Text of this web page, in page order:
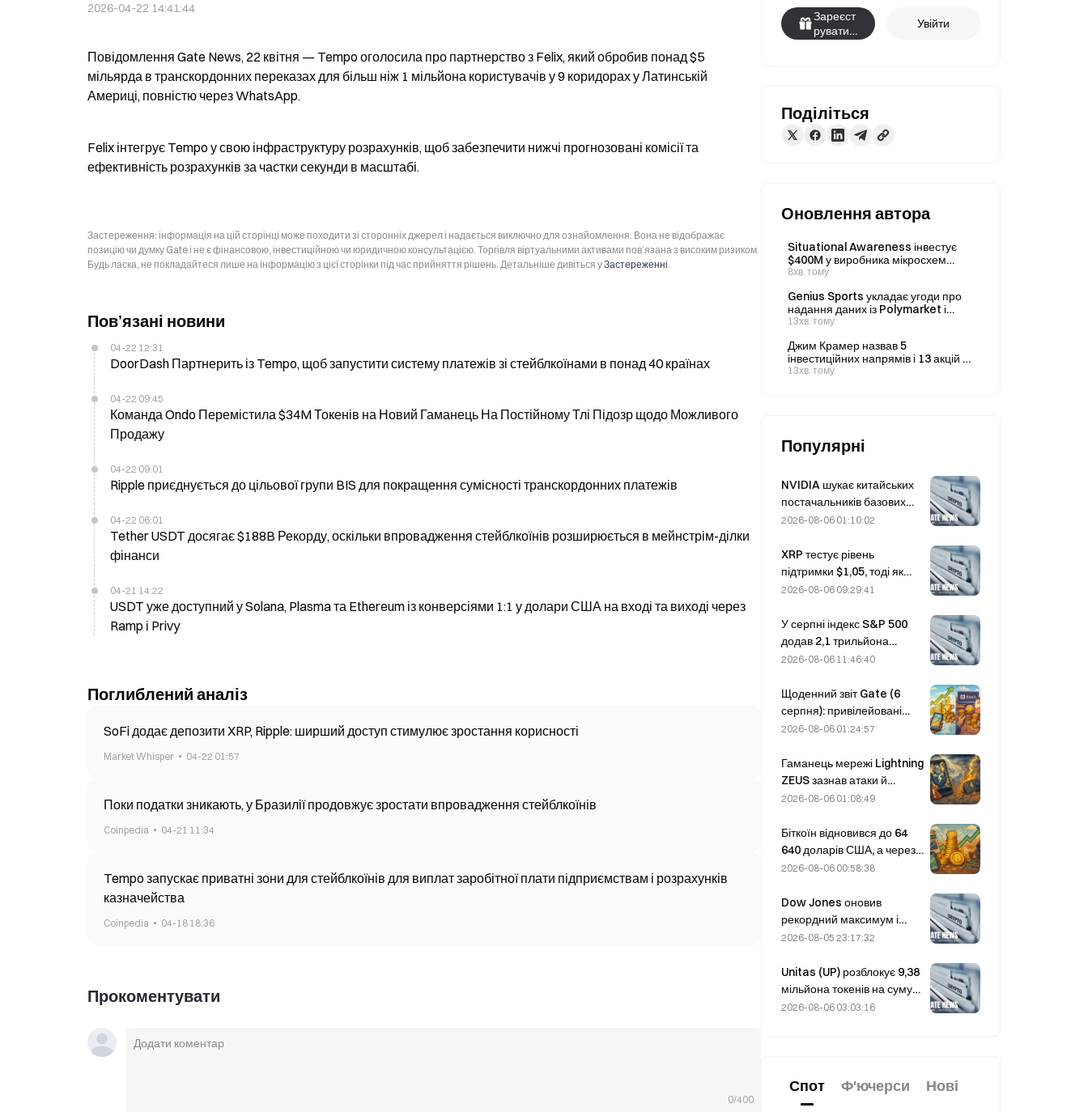
2026-04-22 14:41:44
Повідомлення Gate News, 22 квітня — Tempo оголосила про партнерство з Felix, який обробив понад $5
мільярда в транскордонних переказах для більш ніж 1 мільйона користувачів у 9 коридорах у Латинській
Америці, повністю через WhatsApp.
Felix інтегрує Tempo у свою інфраструктуру розрахунків, щоб забезпечити нижчі прогнозовані комісії та
ефективність розрахунків за частки секунди в масштабі.
Застереження: інформація на цій сторінці може походити зі сторонніх джерел і надається виключно для ознайомлення. Вона не відображає
позицію чи думку Gate і не є фінансовою, інвестиційною чи юридичною консультацією. Торгівля віртуальними активами пов’язана з високим ризиком.
Будь ласка, не покладайтеся лише на інформацію з цієї сторінки під час прийняття рішень. Детальніше дивіться уЗастереженні.
Пов’язані новини
04-22 12:31
DoorDash Партнерить із Tempo, щоб запустити систему платежів зі стейблкоїнами в понад 40 країнах
04-22 09:45
Команда Ondo Перемістила $34M Токенів на Новий Гаманець На Постійному Тлі Підозр щодо Можливого
Продажу
04-22 09:01
Ripple приєднується до цільової групи BIS для покращення сумісності транскордонних платежів
04-22 06:01
Tether USDT досягає $188B Рекорду, оскільки впровадження стейблкоїнів розширюється в мейнстрім-ділки
фінанси
04-21 14:22
USDT уже доступний у Solana, Plasma та Ethereum із конверсіями 1:1 у долари США на вході та виході через
Ramp і Privy
Поглиблений аналіз
SoFi додає депозити XRP, Ripple: ширший доступ стимулює зростання корисності
Market Whisper 04-22 01:57
Поки податки зникають, у Бразилії продовжує зростати впровадження стейблкоїнів
Coinpedia 04-21 11:34
Tempo запускає приватні зони для стейблкоїнів для виплат заробітної плати підприємствам і розрахунків
казначейства
Coinpedia 04-18 18:36
Прокоментувати
0/400
Зареєст
руватис
Увійти
Поділіться
Оновлення автора
Situational Awareness інвестує
$400M у виробника мікросхем
Source Foundry 8 серпня, довівши
мільйонів доларів
8хв. тому
Genius Sports укладає угоди про
надання даних із Polymarket і
Kalshi, а виручка за 2-й квартал
13хв. тому
Джим Крамер назвав 5
інвестиційних напрямів і 13 акцій у
програмі CNBC «Mad Money»:
13хв. тому
Популярні
NVIDIA шукає китайських
постачальників базових
станцій на базі ШІ для
2026-08-06 01:10:02
XRP тестує рівень
підтримки $1,05, тоді як
Ethereum утримується на
обсягів торгів
2026-08-06 09:29:41
У серпні індекс S&P 500
додав 2,1 трильйона
доларів, зрісши на 3,12%,
лише на 2%.
2026-08-06 11:46:40
Щоденний звіт Gate (6
серпня): привілейовані
акції Strategy STRC різко
підвищила прогноз
фінансових показників на
весь 2026 рік
2026-08-06 01:24:57
Гаманець мережі Lightning
ZEUS зазнав атаки й
тимчасово призупинив
повідомляється, що кошти
користувачів не втрачено.
2026-08-06 01:08:49
Біткоїн відновився до 64
640 доларів США, а через
уразливість Coldcard
сягнула тримісячного
максимуму
2026-08-06 00:58:38
Dow Jones оновив
рекордний максимум і
вночі продовжив
зростання; інвестиції в ШІ
стимулюють підйом.
2026-08-05 23:17:32
Unitas (UP) розблокує 9,38
мільйона токенів на суму
3,18 мільйона доларів 13
2026-08-06 03:03:16
Спот Ф'ючерси Нові